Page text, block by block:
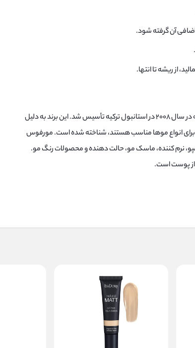
آن گرفته شود.
از ریشه تا انتها.
یک برند مراقبت از موی حرفه ای است که در سال ۲۰۰۸ در استانبول ترکیه تأسیس شد. این برند به دلیل
برای انواع موها مناسب هستند، شناخته شده است. مورفوس
نرم کننده، ماسک مو، حالت دهنده و محصولات رنگ مو.
از پوست است.